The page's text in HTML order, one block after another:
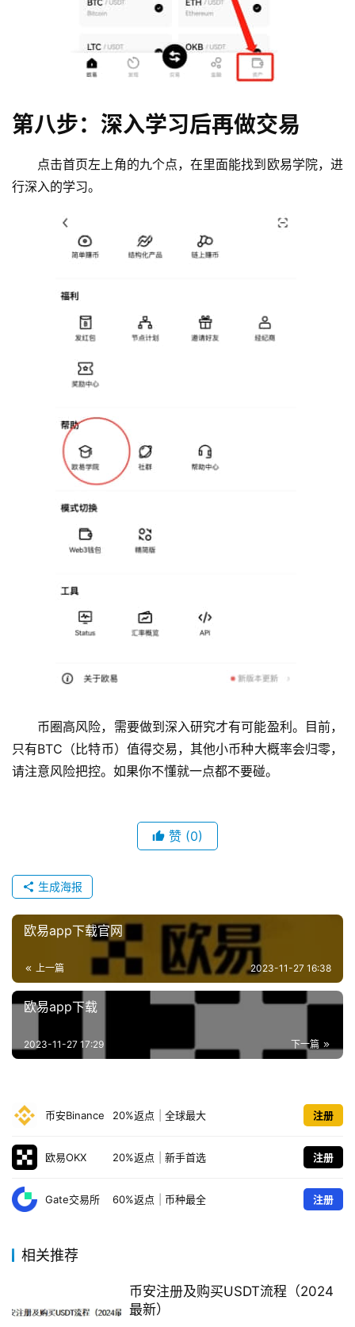
第八步：深入学习后再做交易
点击首页左上角的九个点，在里面能找到欧易学院，进
行深入的学习。
币圈高风险，需要做到深入研究才有可能盈利。目前，
只有BTC（比特币）值得交易，其他小币种大概率会归零，
请注意风险把控。如果你不懂就一点都不要碰。
赞 (0)
生成海报
欧易app下载官网
上一篇 2023-11-27 16:38
欧易app下载
下一篇
2023-11-27 17:29
币安Binance 20%返点 全球最大 注册
欧易OKX 20%返点 新手首选 注册
Gate交易所 60%返点 币种最全 注册
相关推荐
币安注册及购买USDT流程（2024
最新）